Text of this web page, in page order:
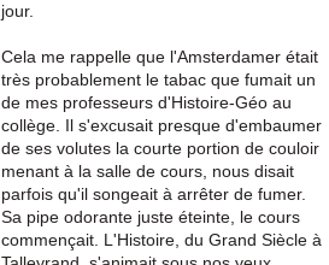
jour.
Cela me rappelle que l'Amsterdamer était
très probablement le tabac que fumait un
de mes professeurs d'Histoire-Géo au
collège. Il s'excusait presque d'embaumer
de ses volutes la courte portion de couloir
menant à la salle de cours, nous disait
parfois qu'il songeait à arrêter de fumer.
Sa pipe odorante juste éteinte, le cours
commençait. L'Histoire, du Grand Siècle à